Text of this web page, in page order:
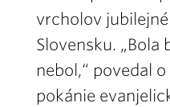
vrcholov
Slovensku. „Bola
nebol,“ povedal
pokánie